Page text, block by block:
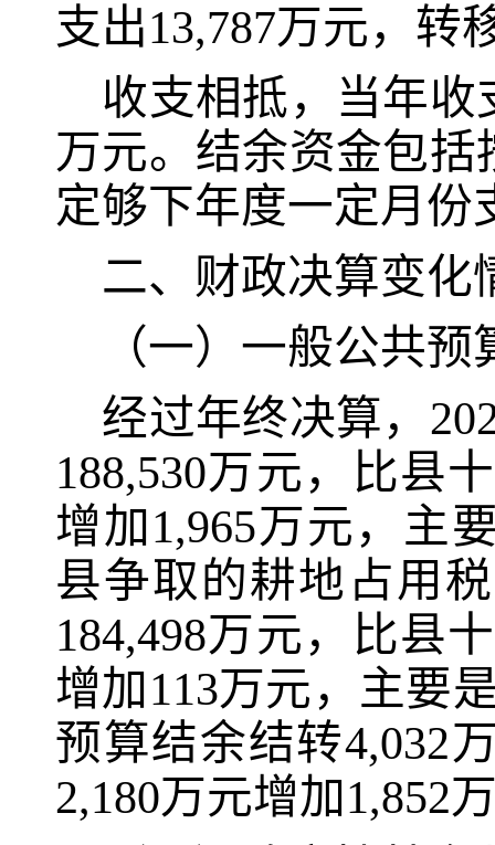
支出13,787万元，转
收支相抵，当年收
万元。结余资金包
定够下年度一定月份
二、财政决算变化
（一）一般公共预
经过年终决算，
188,530万元，比县
增加1,965万元，主
县争取的耕地占用
184,498万元 ，比县
增加113万元，主要
预算结余结转4,032
2,180万元增加1,852